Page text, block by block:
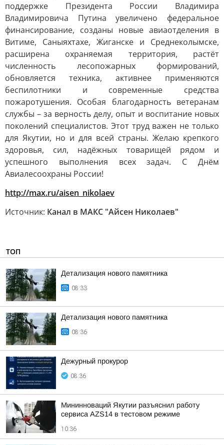
поддержке Президента России Владимира
Владимировича Путина увеличено федеральное
финансирование, созданы новые авиаотделения в
Витиме, Саныяхтахе, Жиганске и Среднеколымске,
расширена охраняемая территория, растёт
численность лесопожарных формирований,
обновляется техника, активнее применяются
беспилотники и современные средства
пожаротушения. Особая благодарность ветеранам
службы – за верность делу, опыт и воспитание новых
поколений специалистов. Этот труд важен не только
для Якутии, но и для всей страны. Желаю крепкого
здоровья, сил, надёжных товарищей рядом и
успешного выполнения всех задач. С Днём
Авиалесоохраны России!
http://max.ru/aisen_nikolaev
Источник: Канал в МАКС "Айсен Николаев"
ТОП
Детализация нового памятника
08:33
Детализация нового памятника
08:36
Дежурный прокурор
08:36
Мининноваций Якутии разъяснил работу
сервиса AZS14 в тестовом режиме
10:36